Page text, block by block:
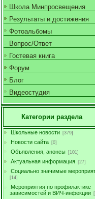
Школа Минпросвещения
Результаты и достижения
Фотоальбомы
Вопрос/Ответ
Гостевая книга
Форум
Блог
Видеостудия
Категории раздела
Школьные новости [379]
Новости сайта [0]
Объявления, анонсы [101]
Актуальная информация [27]
Социально значимые
[14]
Мероприятия по профилактике
зависимостей и ВИЧ-инфекции